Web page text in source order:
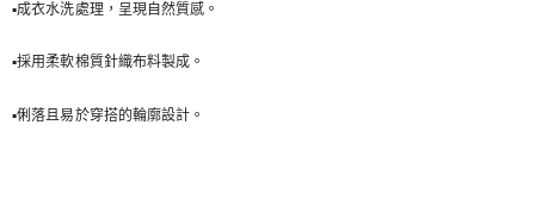
▪️成衣水洗處理，呈現自然質感。
▪️採用柔軟棉質針織布料製成。
▪️俐落且易於穿搭的輪廓設計。